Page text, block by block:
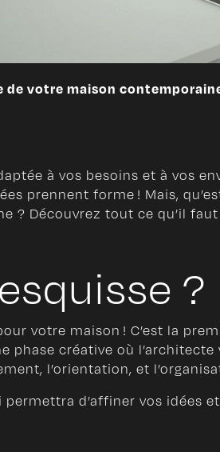
de votre maison
à vos besoins et à vos
prennent forme ! Mais,
? Découvrez tout ce qu’il
?
votre maison ! C’est la
phase créative où
l’orientation, et
d’affiner vos idées